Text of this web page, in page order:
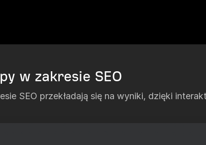
w zakresie SEO
SEO przekładają się na wyniki, dzięki